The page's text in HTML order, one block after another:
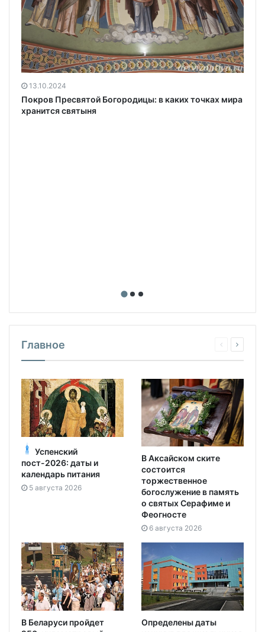
13.10.2024
Покров Пресвятой Богородицы: в каких точках мира
хранится святыня
Главное
Успенский
пост-2026: даты и
календарь питания
5 августа 2026
В Аксайском ските
состоится
торжественное
богослужение в память
о святых Серафиме и
Феогносте
6 августа 2026
В Беларуси пройдет
Определены даты